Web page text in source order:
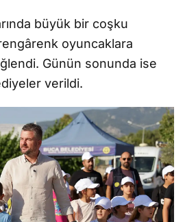
büyük bir coşku
oyuncaklara
Günün sonunda ise
verildi.